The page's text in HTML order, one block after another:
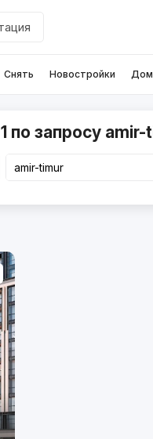
Снять Новостройки
по запросу amir-